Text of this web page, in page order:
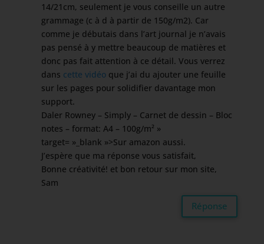
14/21cm, seulement je vous conseille un autre
grammage (c à d à partir de 150g/m2). Car
comme je débutais dans l’art journal je n’avais
pas pensé à y mettre beaucoup de matières et
donc pas fait attention à ce détail. Vous verrez
dans cette vidéoque j’ai du ajouter une feuille
sur les pages pour solidifier davantage mon
support.
Daler Rowney – Simply – Carnet de dessin – Bloc
notes – format: A4 – 100g/m² »
target= »_blank »>Sur amazon aussi.
J’espère que ma réponse vous satisfait,
Bonne créativité! et bon retour sur mon site,
Sam
Réponse